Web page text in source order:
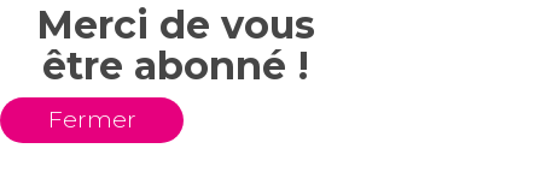
Merci de vous
être abonné !
Fermer